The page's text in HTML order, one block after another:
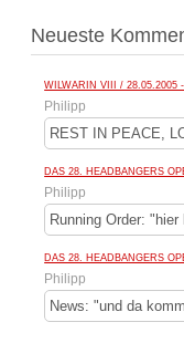
Neueste
WILWARIN VIII / 28.05.2005
Philipp
REST IN PEACE,
DAS 28. HEADBANGERS
Philipp
Running Order: "hier
DAS 28. HEADBANGERS
Philipp
News: "und da